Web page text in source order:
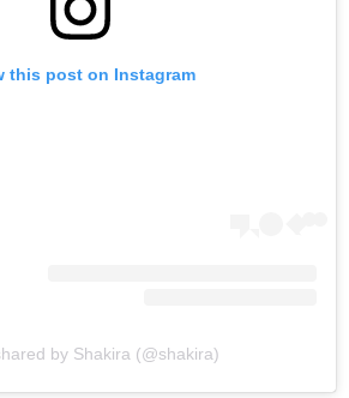
this post on Instagram
by Shakira (@shakira)